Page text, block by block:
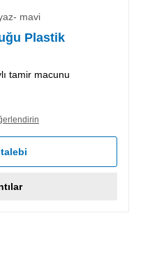
mavi
Plastik
tamir macunu